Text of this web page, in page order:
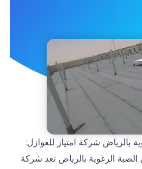
بالرياض شركة امتياز للعوازل:
الصبة الرغوية بالرياض تعد شركة